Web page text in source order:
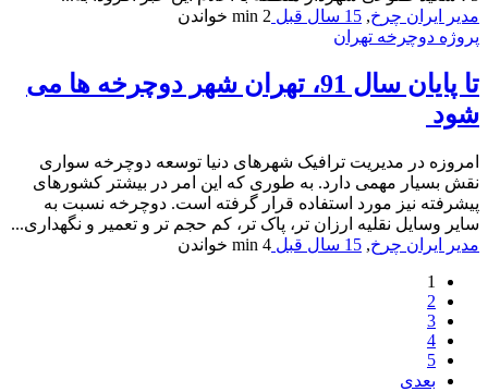
مدیر ایران چرخ, 15 سال قبل 2 min
خواندن
پروژه دوچرخه تهران
تا پایان سال 91، تهران شهر دوچرخه ها می
شود
امروزه در مدیریت ترافیک شهرهای دنیا توسعه دوچرخه سواری
نقش بسیار مهمی دارد. به طوری که این امر در بیشتر کشورهای
پیشرفته نیز مورد استفاده قرار گرفته است. دوچرخه نسبت به
سایر وسایل نقلیه ارزان تر، پاک تر، کم حجم تر و تعمیر و نگهداری...
مدیر ایران چرخ, 15 سال قبل 4 min
خواندن
1
2
3
4
5
بعدی